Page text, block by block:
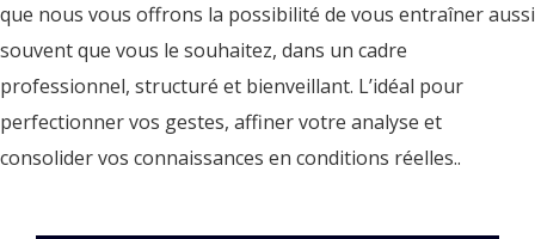
que nous vous offrons la possibilité de vous entraîner aussi
souvent que vous le souhaitez, dans un cadre
professionnel, structuré et bienveillant. L’idéal pour
perfectionner vos gestes, affiner votre analyse et
consolider vos connaissances en conditions réelles..